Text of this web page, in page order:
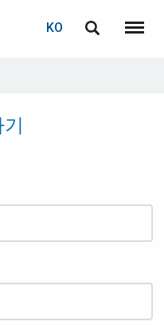
KO
메뉴
로 등록하실 수 있습니다!